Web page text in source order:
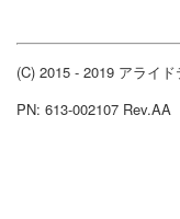
(C) 2015 - 2019 アライ
PN: 613-002107 Rev.AA